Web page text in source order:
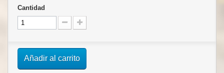
Cantidad
Añadir al carrito